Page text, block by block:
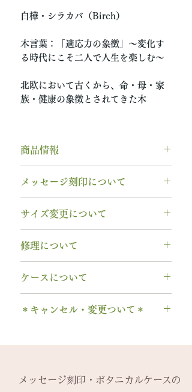
白樺・シラカバ（Birch）
木言葉：「適応力の象徴」〜変化す
る時代にこそ二人で人生を楽しむ〜
北欧において古くから、命・母・家
族・健康の象徴とされてきた木
商品情報
ド）
石種： 11月 ブルートパーズ
リング幅：3.0mm
納期： 6〜7週間
石サイズ：0.1ct程度 / 直径3.0mm
石の形 ：ラウンド
ます。
ん。
メッセージ刻印について
フォント：ブロック体
以下の組み合わせが可能です。
A～Z 英字 大文字のみ（※小文
字は不可です）
0～9 数字
. ドット
− ハイフン
サイズ変更について
ません 。
み無料で新品交換
2回目以降のサイズ交換は、（その
時点の販売価格の）50%の価格で
天然の木を使用しているため、初
修理について
木部、コーティング修理をご希望
2回目以降は有料になります。
メージにはならないことがござい
ケースについて
料の装飾ケースのいずれかを選択
有料装飾ケースには、無料の装飾
ス購入時に選択・ご購入くださ
＊キャンセル・変更ついて＊
や仕様の変更はできません。
きをお願いいたします。​
メッセージ刻印・ボタニカルケースの